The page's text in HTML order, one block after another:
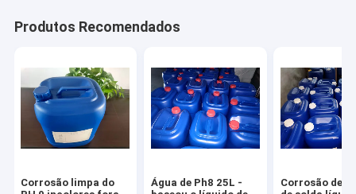
Produtos Recomendados
Corrosão limpa do
Água de Ph8 25L -
Corrosão de